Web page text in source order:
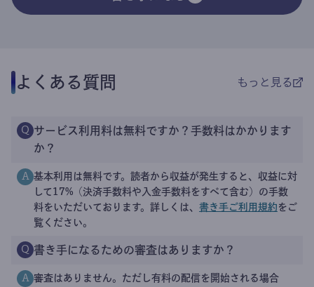
よくある質問 もっと見る
Q サービス利用料は無料ですか？手数料はかかります
か？
A 基本利用は無料です。読者から収益が発生すると、収益に対
して17%（決済手数料や入金手数料をすべて含む）の手数
料をいただいております。詳しくは、 書き手ご利用規約 をご
覧ください。
Q 書き手になるための審査はありますか？
A 審査はありません。ただし有料の配信を開始される場合